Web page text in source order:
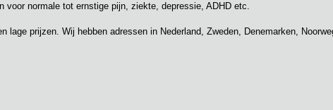
normale tot ernstige pijn, ziekte, depressie, ADHD etc.
lage prijzen. Wij hebben adressen in Nederland, Zweden, Denemarken,